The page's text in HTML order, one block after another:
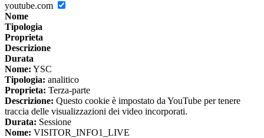
youtube.com
Nome
Tipologia
Proprieta
Descrizione
Durata
Nome: YSC
Tipologia: analitico
Proprieta: Terza-parte
Descrizione: Questo cookie è impostato da YouTube per tenere
traccia delle visualizzazioni dei video incorporati.
Durata: Sessione
Nome: VISITOR_INFO1_LIVE